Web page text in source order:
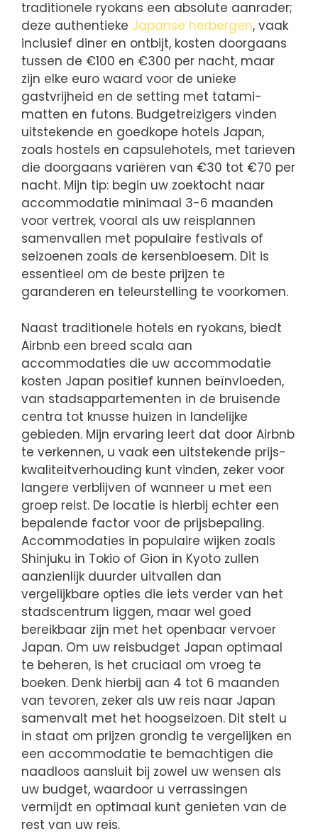
traditionele ryokans een absolute aanrader;
deze authentieke Japanse herbergen, vaak
inclusief diner en ontbijt, kosten doorgaans
tussen de €100 en €300 per nacht, maar
zijn elke euro waard voor de unieke
gastvrijheid en de setting met tatami-
matten en futons. Budgetreizigers vinden
uitstekende en goedkope hotels Japan,
zoals hostels en capsulehotels, met tarieven
die doorgaans variëren van €30 tot €70 per
nacht. Mijn tip: begin uw zoektocht naar
accommodatie minimaal 3-6 maanden
voor vertrek, vooral als uw reisplannen
samenvallen met populaire festivals of
seizoenen zoals de kersenbloesem. Dit is
essentieel om de beste prijzen te
garanderen en teleurstelling te voorkomen.
Naast traditionele hotels en ryokans, biedt
Airbnb een breed scala aan
accommodaties die uw accommodatie
kosten Japan positief kunnen beïnvloeden,
van stadsappartementen in de bruisende
centra tot knusse huizen in landelijke
gebieden. Mijn ervaring leert dat door Airbnb
te verkennen, u vaak een uitstekende prijs-
kwaliteitverhouding kunt vinden, zeker voor
langere verblijven of wanneer u met een
groep reist. De locatie is hierbij echter een
bepalende factor voor de prijsbepaling.
Accommodaties in populaire wijken zoals
Shinjuku in Tokio of Gion in Kyoto zullen
aanzienlijk duurder uitvallen dan
vergelijkbare opties die iets verder van het
stadscentrum liggen, maar wel goed
bereikbaar zijn met het openbaar vervoer
Japan. Om uw reisbudget Japan optimaal
te beheren, is het cruciaal om vroeg te
boeken. Denk hierbij aan 4 tot 6 maanden
van tevoren, zeker als uw reis naar Japan
samenvalt met het hoogseizoen. Dit stelt u
in staat om prijzen grondig te vergelijken en
een accommodatie te bemachtigen die
naadloos aansluit bij zowel uw wensen als
uw budget, waardoor u verrassingen
vermijdt en optimaal kunt genieten van de
rest van uw reis.